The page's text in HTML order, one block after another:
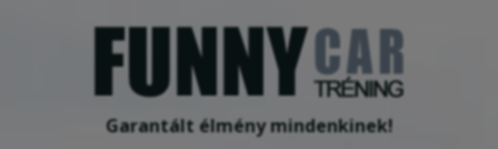
Garantált élmény mindenkinek!